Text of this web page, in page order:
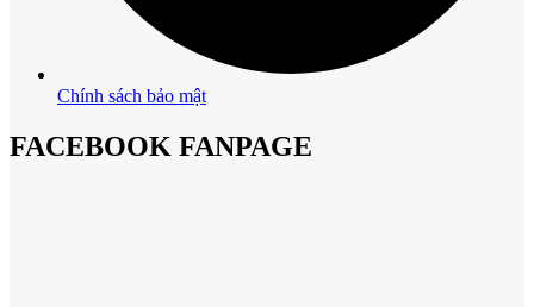
Chính sách bảo mật
FACEBOOK FANPAGE